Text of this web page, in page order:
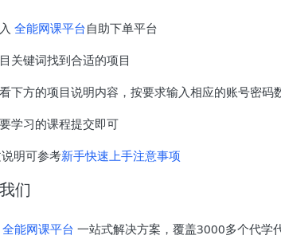
全能网课平台自助下单平台
关键词找到合适的项目
下方的项目说明内容，按要求输入相应的账号密码
学习的课程提交即可
明可参考新手快速上手注意事项
们
全能网课平台 一站式解决方案，覆盖3000多个代学